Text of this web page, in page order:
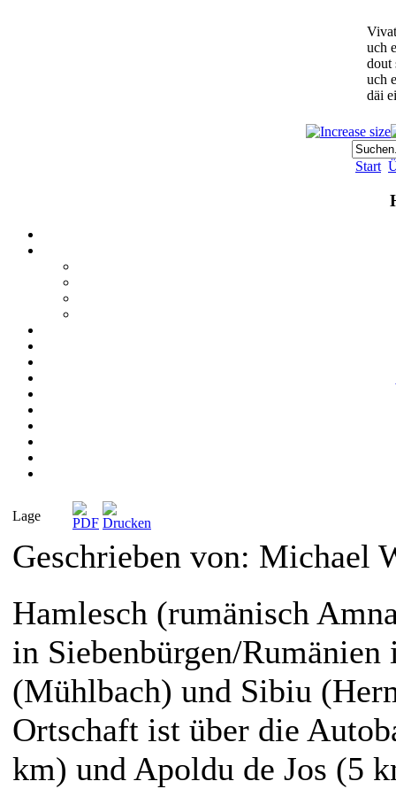
uch
dout
uch
däi
Start
Lage
Geschrieben von: Michael
Hamlesch (rumänisch
in Siebenbürgen/
(Mühlbach) und Sibiu
Ortschaft ist über die
km) und Apoldu de Jos (5